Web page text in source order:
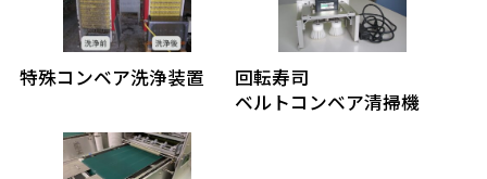
特殊コンベア洗浄装置
回転寿司
ベルトコンベア清掃機